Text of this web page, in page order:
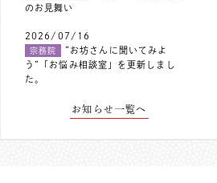
のお見舞い
2026/07/16
宗務院
”お坊さんに聞いてみよ
う”「お悩み相談室」を更新しまし
た。
お知らせ一覧へ